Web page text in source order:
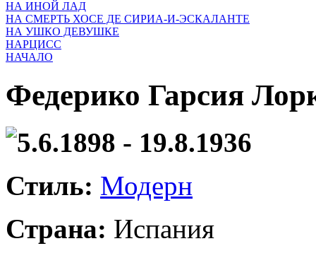
НА ИНОЙ ЛАД
НА СМЕРТЬ ХОСЕ ДЕ СИРИА-И-ЭСКАЛАНТЕ
НА УШКО ДЕВУШКЕ
НАРЦИСС
НАЧАЛО
Федерико Гарсия
5.6.1898 - 19.8.1936
Стиль: Модерн
Страна: Испания